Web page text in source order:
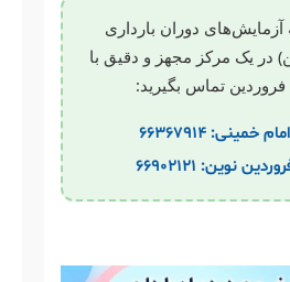
آزمایش‌های دوران بارداری
در یک مرکز مجهز و دقیق با
فروردین تماس بگیرید:
خمینی: ۶۶۳۶۷۹۱۴
نوین: ۶۶۹۰۲۱۲۱